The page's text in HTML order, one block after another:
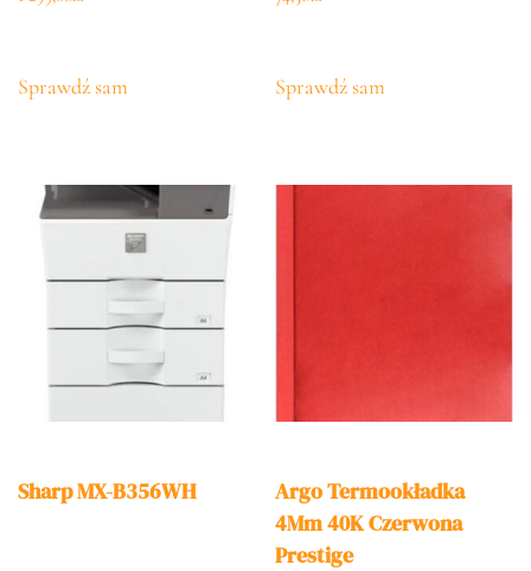
Sprawdź sam Sprawdź sam
Sharp MX-B356WH
Argo Termookładka
4Mm 40K Czerwona
Prestige